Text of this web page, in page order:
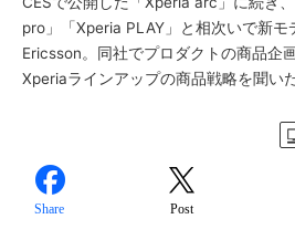
pro」「Xperia PLAY」と相次いで新モ
Ericsson。同社でプロダクトの商品企
Xperiaラインアップの商品戦略を聞いた
Share Post